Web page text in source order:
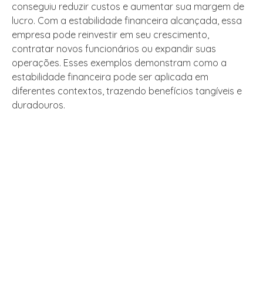
conseguiu reduzir custos e aumentar sua margem de
lucro. Com a estabilidade financeira alcançada, essa
empresa pode reinvestir em seu crescimento,
contratar novos funcionários ou expandir suas
operações. Esses exemplos demonstram como a
estabilidade financeira pode ser aplicada em
diferentes contextos, trazendo benefícios tangíveis e
duradouros.